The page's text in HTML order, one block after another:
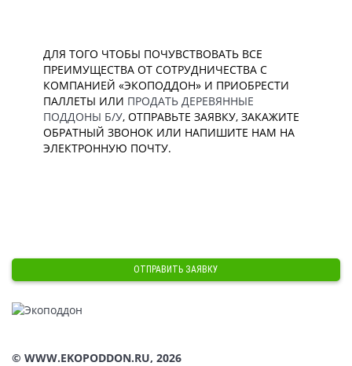
ДЛЯ ТОГО ЧТОБЫ ПОЧУВСТВОВАТЬ ВСЕ
ПРЕИМУЩЕСТВА ОТ СОТРУДНИЧЕСТВА С
КОМПАНИЕЙ «ЭКОПОДДОН» И ПРИОБРЕСТИ
ПАЛЛЕТЫ ИЛИ ПРОДАТЬ ДЕРЕВЯННЫЕ
ПОДДОНЫ Б/У, ОТПРАВЬТЕ ЗАЯВКУ, ЗАКАЖИТЕ
ОБРАТНЫЙ ЗВОНОК ИЛИ НАПИШИТЕ НАМ НА
ЭЛЕКТРОННУЮ ПОЧТУ.
ОТПРАВИТЬ ЗАЯВКУ
© WWW.EKOPODDON.RU, 2026